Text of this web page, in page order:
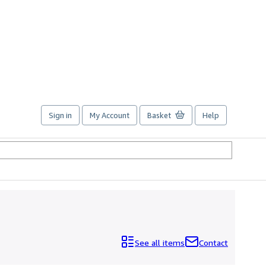
Sign in My Account Basket Help
See all items Contact